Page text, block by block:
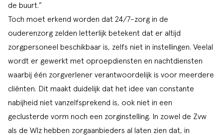
de buurt.”
Toch moet erkend worden dat 24/7-zorg in de
ouderenzorg zelden letterlijk betekent dat er altijd
zorgpersoneel beschikbaar is, zelfs niet in instellingen. Veelal
wordt er gewerkt met oproepdiensten en nachtdiensten
waarbij één zorgverlener verantwoordelijk is voor meerdere
cliënten. Dit maakt duidelijk dat het idee van constante
nabijheid niet vanzelfsprekend is, ook niet in een
geclusterde vorm noch een zorginstelling. In zowel de Zvw
als de Wlz hebben zorgaanbieders al laten zien dat, in